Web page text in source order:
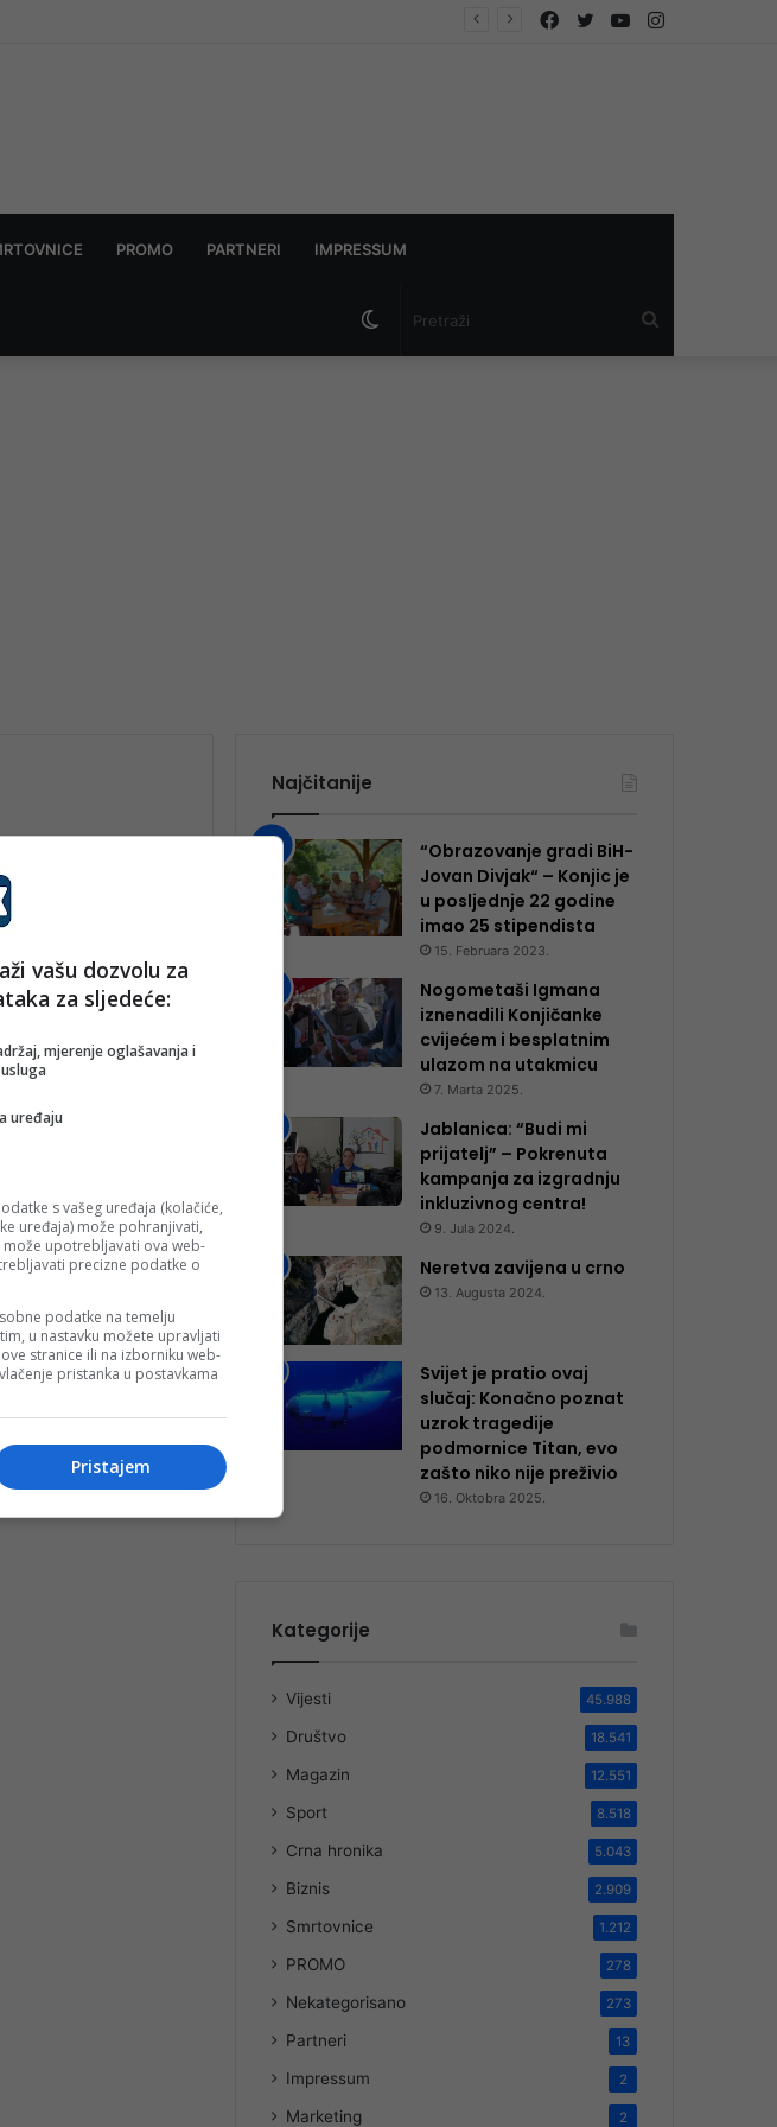
YouTube
Twitter
Facebook
PROMO PARTNERI IMPRESSUM
Switch
PSG i Inter u
evropskog fudbala,
Najčitanije
“Obrazovanje gradi BiH-
Jovan Divjak“ – Konjic je
u posljednje 22 godine
imao 25 ​​stipendista
15. Februara 2023.
Nogometaši Igmana
iznenadili Konjičanke
cvijećem i besplatnim
ulazom na utakmicu
7. Marta 2025.
Jablanica: “Budi mi
prijatelj” – Pokrenuta
kampanja za izgradnju
inkluzivnog centra!
9. Jula 2024.
Neretva zavijena u crno
13. Augusta 2024.
Svijet je pratio ovaj
slučaj: Konačno poznat
uzrok tragedije
podmornice Titan, evo
zašto niko nije preživio
16. Oktobra 2025.
Kategorije
Vijesti 45.988
Društvo 18.541
Magazin 12.551
Sport 8.518
Crna hronika 5.043
Biznis 2.909
Smrtovnice 1.212
PROMO 278
Nekategorisano 273
Partneri 13
Impressum 2
Marketing 2
vašu dozvolu za
za sljedeće:
mjerenje oglašavanja i
uređaju
s vašeg uređaja (kolačiće,
uređaja) može pohranjivati,
upotrebljavati ova web-
precizne podatke o
podatke na temelju
u nastavku možete upravljati
stranice ili na izborniku web-
pristanka u postavkama
Pristajem